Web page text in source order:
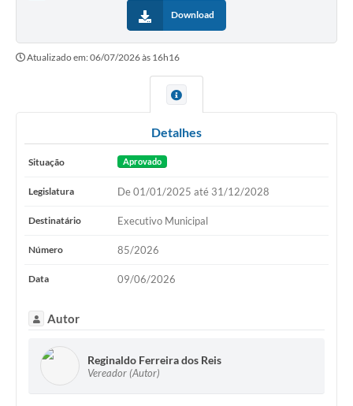
Download
Atualizado em: 06/07/2026 às 16h16
Detalhes
Situação Aprovado
Legislatura De 01/01/2025 até 31/12/2028
Destinatário Executivo Municipal
Número 85/2026
Data 09/06/2026
Autor
Reginaldo Ferreira dos Reis
Vereador (Autor)